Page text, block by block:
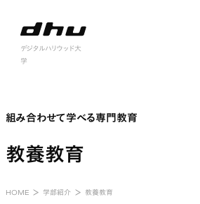
デジタルハリウッド大
学
open
組み合わせて学べる専門教育
教養教育
HOME 学部紹介 教養教育